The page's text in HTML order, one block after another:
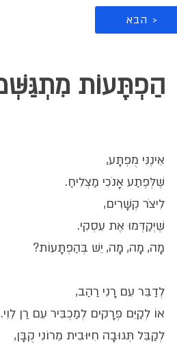
הבא >
הַפְתָּעוֹת
אֵינֶנִּי מֻפְתָּע,
שֶׁלְּפֶתַע אָנֹכִי מַצְלִיחַ.
לִיצֹר קְשָׁרִים,
שֶׁיְּקַדְּמוּ אֶת עִסְקִי.
מָה, מָה, מָה, יֵשׁ בְּהַפְתָּעוֹת?
לְדַבֵּר עִם רָנִי רַהַב,
אוֹ לְקַיֵּם פְּרָקִים לְמַכְבִּיר עִם רַן לֵוִי.
לְקַבֵּל תְּגוּבָה חִיּוּבִית מֵרוֹנִי קֻבָּן,